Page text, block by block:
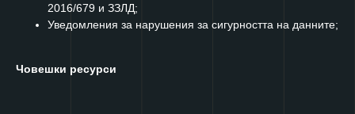
2016/679 и ЗЗЛД;
Уведомления за нарушения за сигурността на данните;
Човешки ресурси